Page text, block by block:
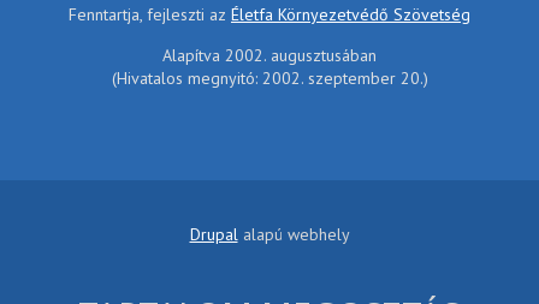
Fenntartja, fejleszti az Életfa Környezetvédő Szövetség
Alapítva 2002. augusztusában
(Hivatalos megnyitó: 2002. szeptember 20.)
Drupalalapú webhely